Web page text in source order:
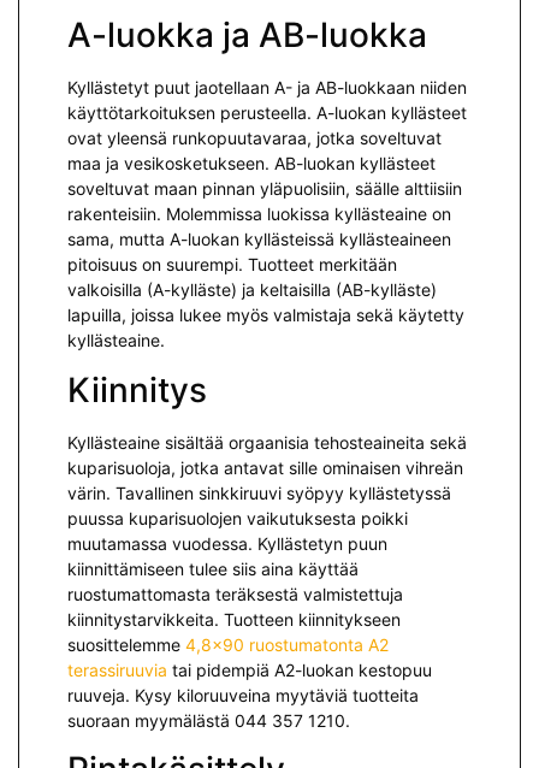
A-luokka ja AB-luokka
Kyllästetyt puut jaotellaan A- ja AB-luokkaan niiden
käyttötarkoituksen perusteella. A-luokan kyllästeet
ovat yleensä runkopuutavaraa, jotka soveltuvat
maa ja vesikosketukseen. AB-luokan kyllästeet
soveltuvat maan pinnan yläpuolisiin, säälle alttiisiin
rakenteisiin. Molemmissa luokissa kyllästeaine on
sama, mutta A-luokan kyllästeissä kyllästeaineen
pitoisuus on suurempi. Tuotteet merkitään
valkoisilla (A-kylläste) ja keltaisilla (AB-kylläste)
lapuilla, joissa lukee myös valmistaja sekä käytetty
kyllästeaine.
Kiinnitys
Kyllästeaine sisältää orgaanisia tehosteaineita sekä
kuparisuoloja, jotka antavat sille ominaisen vihreän
värin. Tavallinen sinkkiruuvi syöpyy kyllästetyssä
puussa kuparisuolojen vaikutuksesta poikki
muutamassa vuodessa. Kyllästetyn puun
kiinnittämiseen tulee siis aina käyttää
ruostumattomasta teräksestä valmistettuja
kiinnitystarvikkeita. Tuotteen kiinnitykseen
suosittelemme 4,8×90 ruostumatonta A2
terassiruuvia tai pidempiä A2-luokan kestopuu
ruuveja. Kysy kiloruuveina myytäviä tuotteita
suoraan myymälästä 044 357 1210.